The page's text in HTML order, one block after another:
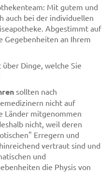
Mit gutem und
auch bei der individuellen
Abgestimmt auf
Gegebenheiten an Ihrem
Dinge, welche Sie
sollten nach
nicht auf
Länder mitgenommen
nicht, weil deren
Erregern und
vertraut sind und
und
die Physis von